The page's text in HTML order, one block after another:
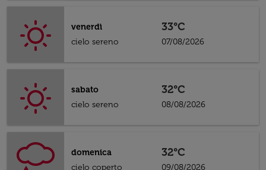
venerdì
cielo sereno
33°C
07/08/2026
sabato
cielo sereno
32°C
08/08/2026
domenica
cielo coperto
32°C
09/08/2026